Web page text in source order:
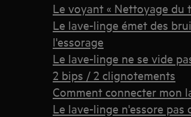
Le voyant « Nettoyage du
Le lave-linge émet des
l'essorage
Le lave-linge ne se vide
2 bips / 2 clignotements
Comment connecter mon
Le lave-linge n'essore pas